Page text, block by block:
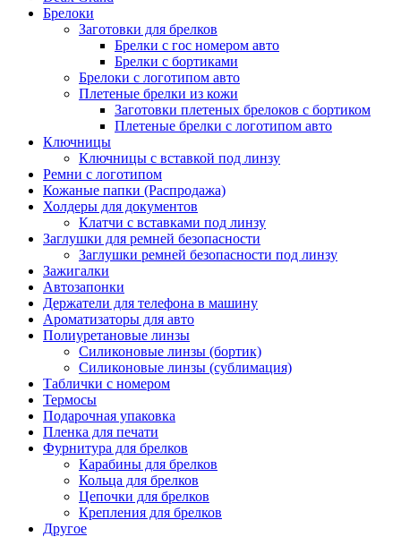
Брелоки
Заготовки для брелков
Брелки с гос номером авто
Брелки с бортиками
Брелоки с логотипом авто
Плетеные брелки из кожи
Заготовки плетеных брелоков с бортиком
Плетеные брелки с логотипом авто
Ключницы
Ключницы с вставкой под линзу
Ремни с логотипом
Кожаные папки (Распродажа)
Холдеры для документов
Клатчи с вставками под линзу
Заглушки для ремней безопасности
Заглушки ремней безопасности под линзу
Зажигалки
Автозапонки
Держатели для телефона в машину
Ароматизаторы для авто
Полиуретановые линзы
Силиконовые линзы (бортик)
Силиконовые линзы (сублимация)
Таблички с номером
Термосы
Подарочная упаковка
Пленка для печати
Фурнитура для брелков
Карабины для брелков
Кольца для брелков
Цепочки для брелков
Крепления для брелков
Другое